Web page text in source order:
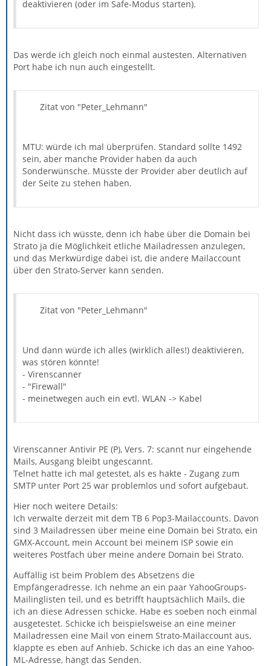
deaktivieren (oder im Safe-Modus starten).
Das werde ich gleich noch einmal austesten. Alternativen
Port habe ich nun auch eingestellt.
Zitat von "Peter_Lehmann"
MTU: würde ich mal überprüfen. Standard sollte 1492
sein, aber manche Provider haben da auch
Sonderwünsche. Müsste der Provider aber deutlich auf
der Seite zu stehen haben.
Nicht dass ich wüsste, denn ich habe über die Domain bei
Strato ja die Möglichkeit etliche Mailadressen anzulegen,
und das Merkwürdige dabei ist, die andere Mailaccount
über den Strato-Server kann senden.
Zitat von "Peter_Lehmann"
Und dann würde ich alles (wirklich alles!) deaktivieren,
was stören könnte!
- Virenscanner
- "Firewall"
- meinetwegen auch ein evtl. WLAN -> Kabel
Virenscanner Antivir PE (P), Vers. 7: scannt nur eingehende
Mails, Ausgang bleibt ungescannt.
Telnet hatte ich mal getestet, als es hakte - Zugang zum
SMTP unter Port 25 war problemlos und sofort aufgebaut.
Hier noch weitere Details:
Ich verwalte derzeit mit dem TB 6 Pop3-Mailaccounts. Davon
sind 3 Mailadressen über meine eine Domain bei Strato, ein
GMX-Account, mein Account bei meinem ISP sowie ein
weiteres Postfach über meine andere Domain bei Strato.
Auffällig ist beim Problem des Absetzens die
Empfängeradresse. Ich nehme an ein paar YahooGroups-
Mailinglisten teil, und es betrifft hauptsächlich Mails, die
ich an diese Adressen schicke. Habe es soeben noch einmal
ausgetestet. Schicke ich beispielsweise an eine meiner
Mailadressen eine Mail von einem Strato-Mailaccount aus,
klappte es eben auf Anhieb. Schicke ich das an eine Yahoo-
ML-Adresse, hängt das Senden.